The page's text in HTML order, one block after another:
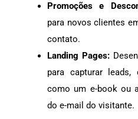
Promoções e
para novos clientes
contato.
Landing Pages:
para capturar leads,
como um e-book ou
do e-mail do visitante.